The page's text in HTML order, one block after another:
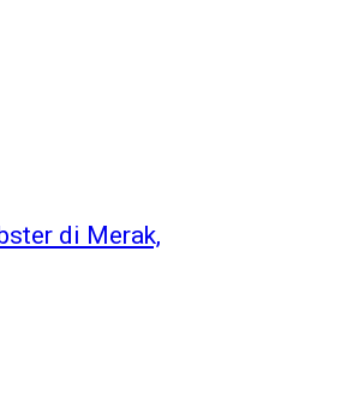
di Merak,